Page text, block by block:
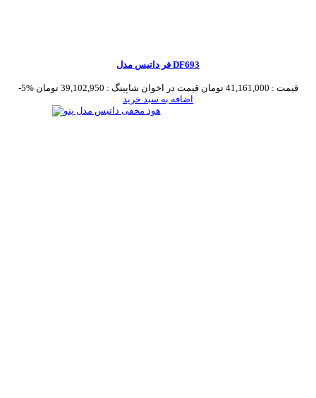
فر داتیس مدل DF693
-5% قیمت : 41,161,000 تومان قیمت در اخوان شاپینگ : 39,102,950 تومان
اضافه به سبد خرید